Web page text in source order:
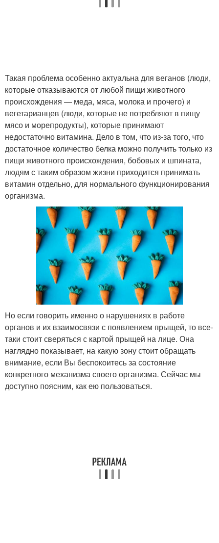
Такая проблема особенно актуальна для веганов (люди,
которые отказываются от любой пищи животного
происхождения — меда, мяса, молока и прочего) и
вегетарианцев (люди, которые не потребляют в пищу
мясо и морепродукты), которые принимают
недостаточно витамина. Дело в том, что из-за того, что
достаточное количество белка можно получить только из
пищи животного происхождения, бобовых и шпината,
людям с таким образом жизни приходится принимать
витамин отдельно, для нормального функционирования
организма.
Но если говорить именно о нарушениях в работе
органов и их взаимосвязи с появлением прыщей, то все-
таки стоит сверяться с картой прыщей на лице. Она
наглядно показывает, на какую зону стоит обращать
внимание, если Вы беспокоитесь за состояние
конкретного механизма своего организма. Сейчас мы
доступно поясним, как ею пользоваться.